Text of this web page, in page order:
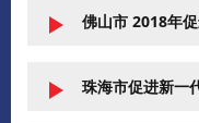
佛山市 2018年
珠海市促进新一